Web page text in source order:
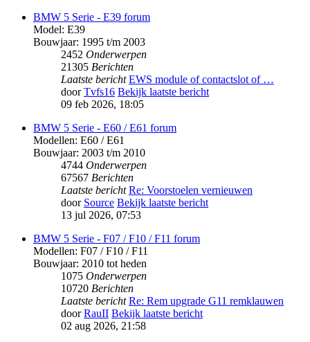
BMW 5 Serie - E39 forum
Model: E39
Bouwjaar: 1995 t/m 2003
2452 Onderwerpen
21305 Berichten
Laatste bericht EWS module of contactslot of …
doorTvfs16 Bekijk laatste bericht
09 feb 2026, 18:05
BMW 5 Serie - E60 / E61 forum
Modellen: E60 / E61
Bouwjaar: 2003 t/m 2010
4744 Onderwerpen
67567 Berichten
Laatste bericht Re: Voorstoelen vernieuwen
door Source Bekijk laatste bericht
13 jul 2026, 07:53
BMW 5 Serie - F07 / F10 / F11 forum
Modellen: F07 / F10 / F11
Bouwjaar: 2010 tot heden
1075 Onderwerpen
10720 Berichten
Laatste bericht Re: Rem upgrade G11 remklauwen
doorRauII Bekijk laatste bericht
02 aug 2026, 21:58